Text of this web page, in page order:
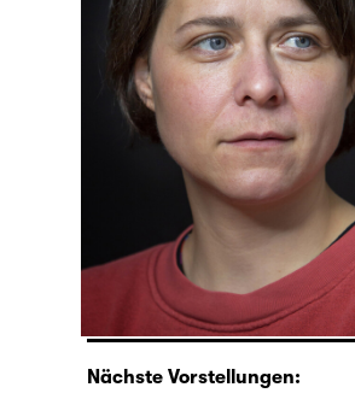
Nächste Vorstellungen: